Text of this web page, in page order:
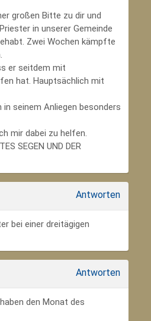
großen Bitte zu dir und
in unserer Gemeinde
Zwei Wochen kämpfte
er seitdem mit
hat. Hauptsächlich mit
seinem Anliegen besonders
mir dabei zu helfen.
SEGEN UND DER
Antworten
bei einer dreitägigen
Antworten
den Monat des